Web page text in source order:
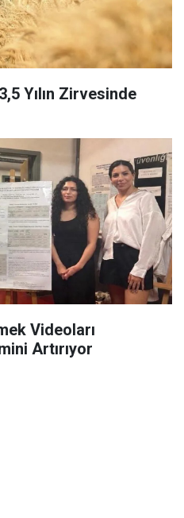
Yılın Zirvesinde
Videoları
Artırıyor